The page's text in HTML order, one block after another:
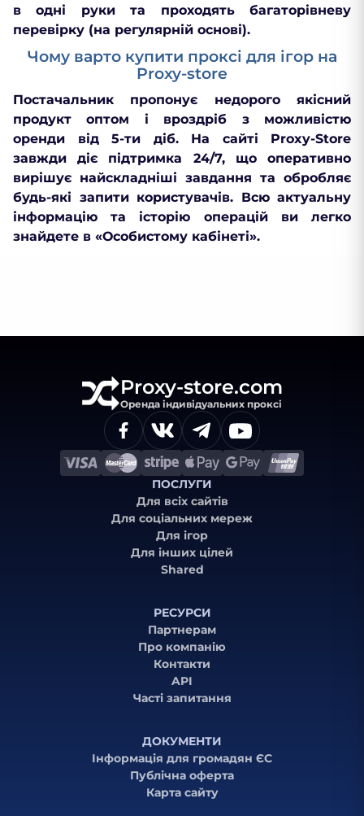
в одні руки та проходять багаторівневу
перевірку (на регулярній основі).
Чому варто купити проксі для ігор на
Proxy-store
Постачальник пропонує недорого якісний
продукт оптом і вроздріб з можливістю
оренди від 5-ти діб. На сайті Proxy-Store
завжди діє підтримка 24/7, що оперативно
вирішує найскладніші завдання та обробляє
будь-які запити користувачів. Всю актуальну
інформацію та історію операцій ви легко
знайдете в «Особистому кабінеті».
Proxy-store.com
Оренда індивідуальних проксі
ПОСЛУГИ
Для всіх сайтів
Для соціальних мереж
Для ігор
Для інших цілей
Shared
РЕСУРСИ
Партнерам
Про компанію
Контакти
API
Часті запитання
ДОКУМЕНТИ
Інформація для громадян ЄС
Публічна оферта
Карта сайту